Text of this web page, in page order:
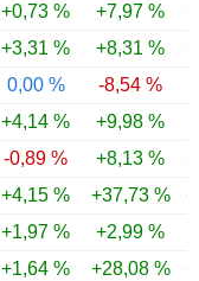
+0,73 % +7,97 %
+3,31 % +8,31 %
0,00 % -8,54 %
+4,14 %
+9,98 %
-0,89 % +8,13 %
+4,15 % +37,73 %
+1,97 % +2,99 %
+1,64 % +28,08 %